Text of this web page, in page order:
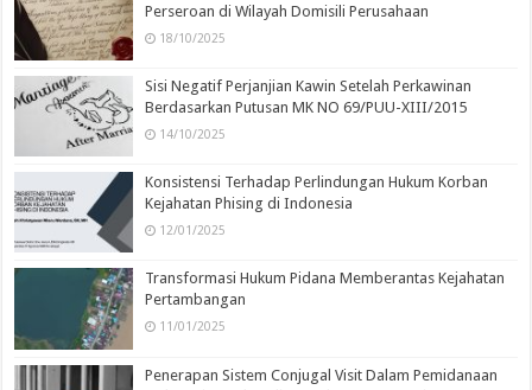
Perseroan di Wilayah Domisili Perusahaan
18/10/2025
Sisi Negatif Perjanjian Kawin Setelah Perkawinan
Berdasarkan Putusan MK NO 69/PUU-XIII/2015
14/10/2025
Konsistensi Terhadap Perlindungan Hukum Korban
Kejahatan Phising di Indonesia
12/01/2025
Transformasi Hukum Pidana Memberantas Kejahatan
Pertambangan
11/01/2025
Penerapan Sistem Conjugal Visit Dalam Pemidanaan